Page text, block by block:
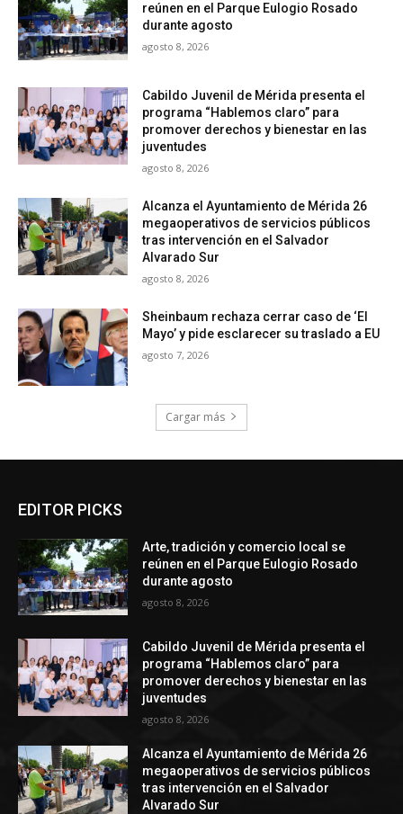
reúnen en el Parque Eulogio Rosado
durante agosto
agosto 8, 2026
Cabildo Juvenil de Mérida presenta el
programa “Hablemos claro” para
promover derechos y bienestar en las
juventudes
agosto 8, 2026
Alcanza el Ayuntamiento de Mérida 26
megaoperativos de servicios públicos
tras intervención en el Salvador
Alvarado Sur
agosto 8, 2026
Sheinbaum rechaza cerrar caso de ‘El
Mayo’ y pide esclarecer su traslado a EU
agosto 7, 2026
Cargar más
EDITOR PICKS
Arte, tradición y comercio local se
reúnen en el Parque Eulogio Rosado
durante agosto
agosto 8, 2026
Cabildo Juvenil de Mérida presenta el
programa “Hablemos claro” para
promover derechos y bienestar en las
juventudes
agosto 8, 2026
Alcanza el Ayuntamiento de Mérida 26
megaoperativos de servicios públicos
tras intervención en el Salvador
Alvarado Sur